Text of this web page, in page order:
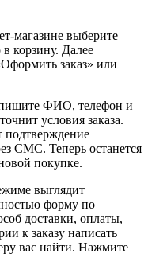
магазине выберите
корзину. Далее
заказ» или
ФИО, телефон и
условия заказа.
подтверждение
СМС. Теперь останется
покупке.
выглядит
форму по
доставки, оплаты,
к заказу написать
вас найти. Нажмите